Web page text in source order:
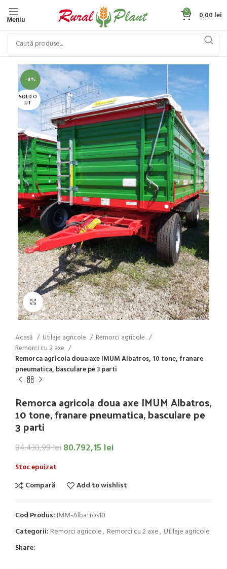
Meniu
0 0,00 lei
-4%
SOLD O
UT
Click to enlarge
Acasă Utilaje agricole
Remorci agricole
Remorci cu 2 axe
Remorca agricola doua axe IMUM Albatros, 10 tone, franare
pneumatica, basculare pe 3 parti
Remorca agricola doua axe IMUM Albatros,
10 tone, franare pneumatica, basculare pe
3 parti
84.430,99lei80.792,15 lei
Stoc epuizat
Compară
Add to wishlist
Cod Produs: IMM-Albatros10
Categorii: Remorci agricole, Remorci cu 2 axe, Utilaje agricole
Share: